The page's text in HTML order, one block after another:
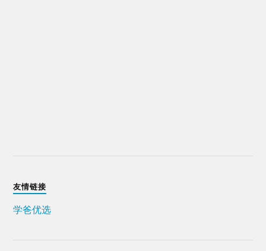
友情链接
学爸优选